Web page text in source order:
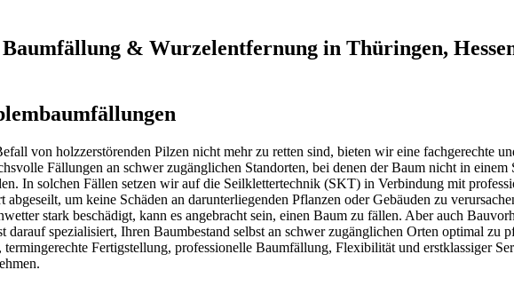
& Wurzelentfernung in Thüringen,
von holzzerstörenden Pilzen nicht mehr zu retten sind, bieten wir eine fachgerechte
Fällungen an schwer zugänglichen Standorten, bei denen der Baum nicht in
In solchen Fällen setzen wir auf die Seilklettertechnik (SKT) in Verbindung mit
um keine Schäden an darunterliegenden Pflanzen oder Gebäuden zu
stark beschädigt, kann es angebracht sein, einen Baum zu fällen. Aber auch
spezialisiert, Ihren Baumbestand selbst an schwer zugänglichen Orten optimal zu
Fertigstellung, professionelle Baumfällung, Flexibilität und erstklassiger